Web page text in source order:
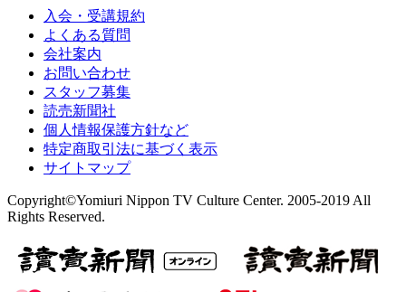
入会・受講規約
よくある質問
会社案内
お問い合わせ
スタッフ募集
読売新聞社
個人情報保護方針など
特定商取引法に基づく表示
サイトマップ
Copyright©Yomiuri Nippon TV Culture Center. 2005-2019 All
Rights Reserved.